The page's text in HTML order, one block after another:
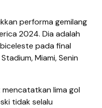
performa gemilang
2024. Dia adalah
pada final
Miami, Senin
lima gol
tidak selalu